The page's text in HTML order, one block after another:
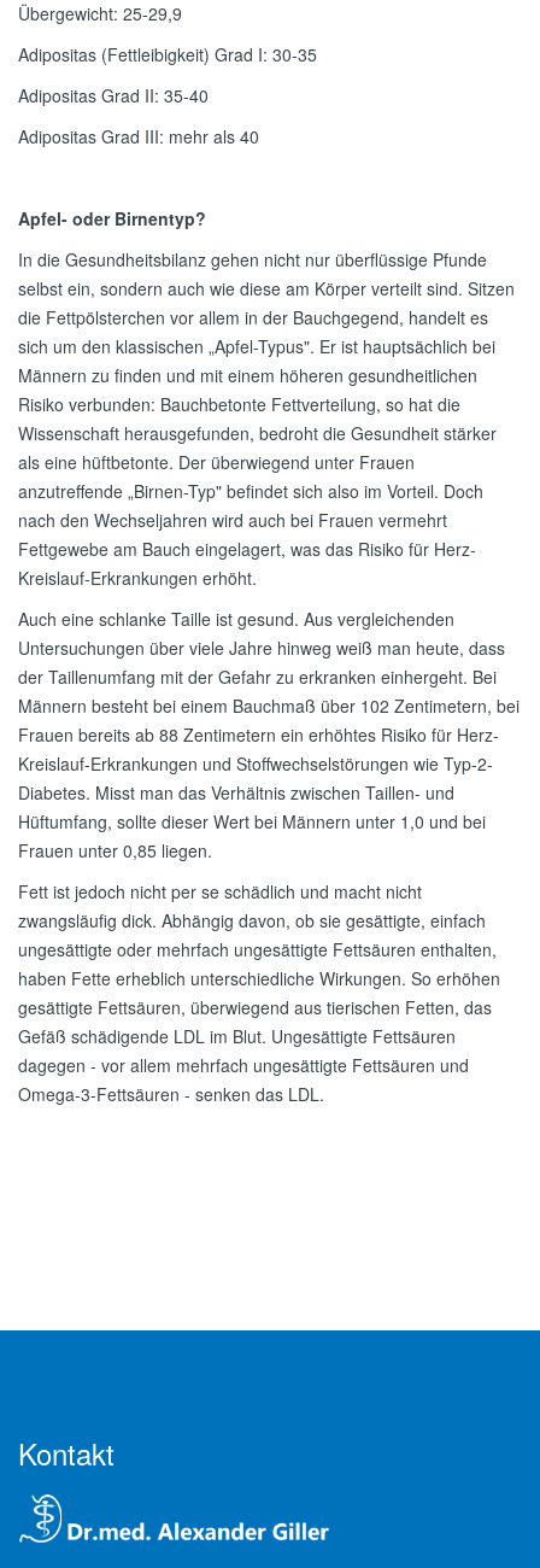
Übergewicht: 25-29,9
Adipositas (Fettleibigkeit) Grad I: 30-35
Adipositas Grad II: 35-40
Adipositas Grad III: mehr als 40
Apfel- oder Birnentyp?
In die Gesundheitsbilanz gehen nicht nur überflüssige Pfunde
selbst ein, sondern auch wie diese am Körper verteilt sind. Sitzen
die Fettpölsterchen vor allem in der Bauchgegend, handelt es
sich um den klassischen „Apfel-Typus". Er ist hauptsächlich bei
Männern zu finden und mit einem höheren gesundheitlichen
Risiko verbunden: Bauchbetonte Fettverteilung, so hat die
Wissenschaft herausgefunden, bedroht die Gesundheit stärker
als eine hüftbetonte. Der überwiegend unter Frauen
anzutreffende „Birnen-Typ" befindet sich also im Vorteil. Doch
nach den Wechseljahren wird auch bei Frauen vermehrt
Fettgewebe am Bauch eingelagert, was das Risiko für Herz-
Kreislauf-Erkrankungen erhöht.
Auch eine schlanke Taille ist gesund. Aus vergleichenden
Untersuchungen über viele Jahre hinweg weiß man heute, dass
der Taillenumfang mit der Gefahr zu erkranken einhergeht. Bei
Männern besteht bei einem Bauchmaß über 102 Zentimetern, bei
Frauen bereits ab 88 Zentimetern ein erhöhtes Risiko für Herz-
Kreislauf-Erkrankungen und Stoffwechselstörungen wie Typ-2-
Diabetes. Misst man das Verhältnis zwischen Taillen- und
Hüftumfang, sollte dieser Wert bei Männern unter 1,0 und bei
Frauen unter 0,85 liegen.
Fett ist jedoch nicht per se schädlich und macht nicht
zwangsläufig dick. Abhängig davon, ob sie gesättigte, einfach
ungesättigte oder mehrfach ungesättigte Fettsäuren enthalten,
haben Fette erheblich unterschiedliche Wirkungen. So erhöhen
gesättigte Fettsäuren, überwiegend aus tierischen Fetten, das
Gefäß schädigende LDL im Blut. Ungesättigte Fettsäuren
dagegen - vor allem mehrfach ungesättigte Fettsäuren und
Omega-3-Fettsäuren - senken das LDL.
Kontakt